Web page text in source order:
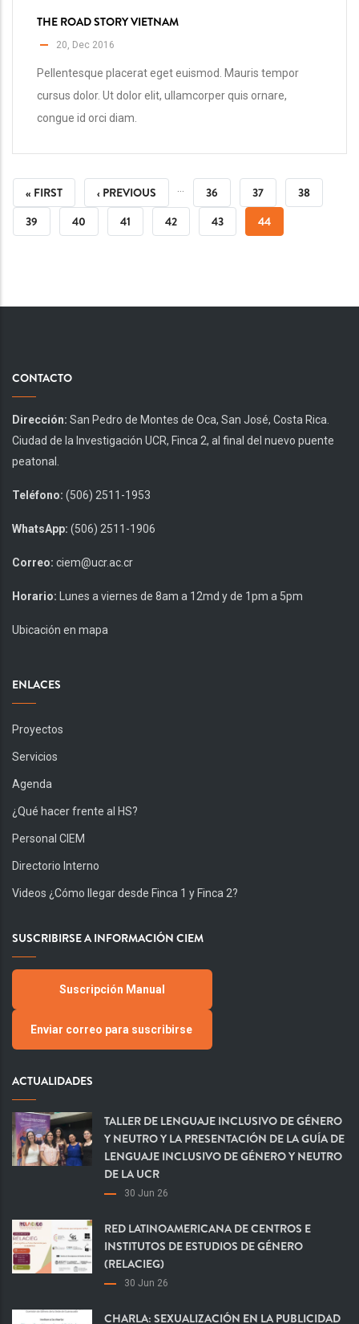
THE ROAD STORY VIETNAM
20, Dec 2016
Pellentesque placerat eget euismod. Mauris tempor
cursus dolor. Ut dolor elit, ullamcorper quis ornare,
congue id orci diam.
PAGINACIÓN
PRIMERA
PÁGINA
« FIRST
PÁGINA
ANTERIOR
‹ PREVIOUS PÁGINA
36 PÁGINA
37 PÁGINA
38
PÁGINA
39 PÁGINA
40 PÁGINA
41 PÁGINA
42 PÁGINA
43
PÁGINA
44
CONTACTO
Dirección: San Pedro de Montes de Oca, San José, Costa Rica.
Ciudad de la Investigación UCR, Finca 2, al final del nuevo puente
peatonal.
Teléfono: (506) 2511-1953
WhatsApp: (506) 2511-1906
Correo: ciem@ucr.ac.cr
Horario: Lunes a viernes de 8am a 12md y de 1pm a 5pm
Ubicación en mapa
ENLACES
Proyectos
Servicios
Agenda
¿Qué hacer frente al HS?
Personal CIEM
Directorio Interno
Videos ¿Cómo llegar desde Finca 1 y Finca 2?
SUSCRIBIRSE A INFORMACIÓN CIEM
Suscripción Manual
Enviar correo para suscribirse
ACTUALIDADES
TALLER DE LENGUAJE INCLUSIVO DE GÉNERO
Y NEUTRO Y LA PRESENTACIÓN DE LA GUÍA DE
LENGUAJE INCLUSIVO DE GÉNERO Y NEUTRO
DE LA UCR
30 Jun 26
RED LATINOAMERICANA DE CENTROS E
INSTITUTOS DE ESTUDIOS DE GÉNERO
(RELACIEG)
30 Jun 26
CHARLA: SEXUALIZACIÓN EN LA PUBLICIDAD